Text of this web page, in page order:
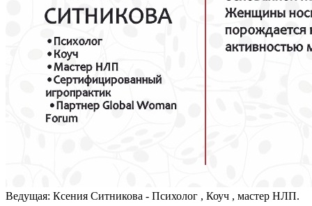
Ведущая: Ксения Ситникова - Психолог , Коуч , мастер НЛП.